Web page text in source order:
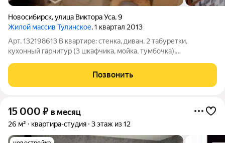
Новосибирск,улица Виктора Уса,9
Жилой массив Тулинское, 1 квартал 2013
Арт. 132198613 В квартире: стенка, диван, 2 табуретки,
кухонный гарнитур (3 шкафчика, мойка, тумбочка),
компьютерный стул (на лоджии), обувница, домофон. В
квартиру заведен интернет-кабель (договор с
Позвонить
15 000 ₽ в месяц
26 м² квартира-студия 3 этаж из 12